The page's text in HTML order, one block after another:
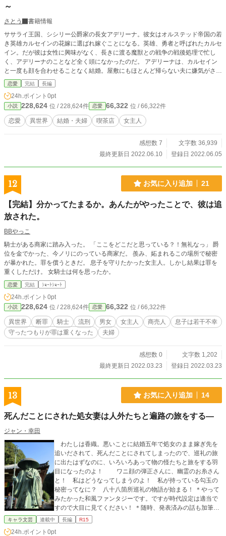
～
さとう
書籍情報
ササライ王国、シシリー公爵家の長女アデリーナ。彼女はオルステッド帝国の若
き英雄カルセインの花嫁に選ばれ嫁ぐことになる。英雄、勇者と呼ばれたカルセ
イン。だが彼は女性に興味がなく、長きに渡る魔獣との戦争の戦後処理で忙し
く、アデリーナのことなど全く頭になかったのだ。 アデリーナは、カルセイン
と一度も顔を合わせることなく結婚。屋敷にもほとんど帰らない夫に嫌気がさ
し、城下町で買った小さな喫茶店を隠れて経営することになる。お客の来ない喫
茶店でのんびり過ごしていると、初めての客はなんと、顔も見たことがないカル
セインだった。 喫茶店の女主人として、その店の常連として出会ったアデリー
ナとカルセイン。二人は恋に落ちるが……互いに既婚者であり、結ばれることは
まずないと考えていた。そもそも、二人は夫婦なんですけど！！ これは、互い
の顔を知らない夫婦が、全く別の場所で出会い、恋に落ちる物語。
恋愛 完結 長編
24h.ポイント 0pt
小説 228,624 位 / 228,624件 恋愛 66,322 位 / 66,322件
恋愛 異世界 結婚・夫婦 喫茶店 女主人
感想数 7
文字数 36,939
最終更新日 2022.06.10
登録日 2022.06.05
12 お気に入り追加 21
【完結】分かってたまるか。あんたがやったことで、彼は追
放された。
BBやっこ
騎士がある商家に踏み入った。 「ここをどこだと思っている？！無礼なっ」 爵
位を金でかった、今ノリにのっている商家だ。 羨み、妬まれるこの場所で秘密
が暴かれた。罪を償うときだ。 息子を守りたかった女主人。しかし結果は罪を
重くしただけ。 女騎士は何を思ったか。
恋愛 完結 ｼｮｰﾄｼｮｰﾄ
24h.ポイント 0pt
小説 228,624 位 / 228,624件 恋愛 66,322 位 / 66,322件
異世界 断罪 騎士 流刑 男女 女主人 商売人
息子は若干不幸
守ったつもりが罪は重くなった
夫婦
感想数 0
文字数 1,202
最終更新日 2022.03.23
登録日 2022.03.23
13 お気に入り追加 14
死んだことにされた処女妻は人外たちと遍路の旅をする―
ジャン・幸田
わたしは香織。悪いことに結婚五年で処女のまま嫁ぎ先を
追いだされて、死んだことにされてしまったので、巡礼の旅
に出たはずなのに、いろいろあって物の怪たちと旅をする羽
目になったのよ！ ワニ顔の弾正さんに、幽霊のお糸さん
と！ 私はどうなってしまうのよ！ 私が持っている勾玉の
秘密ってなに？ 八十八箇所巡礼の物語が始まる！ ＊やって
みたかった和風ファンタジーです。ですが時代設定は適当で
すので大目に見てください！ ＊随時、発表済みの話も加筆し
ていきますので、よろしくおねがいします。
キャラ文芸 連載中 長編 R15
24h.ポイント 0pt